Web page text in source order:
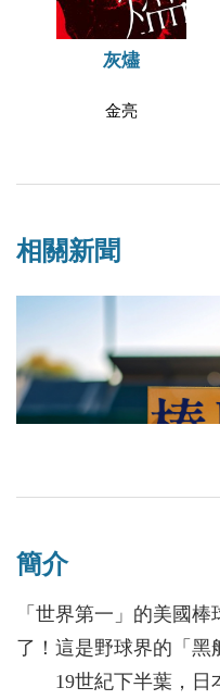
灰燼
金亮
相關新聞
簡介
「世界第一」的美國
了！這是野球界的「黑
19世紀下半葉，日